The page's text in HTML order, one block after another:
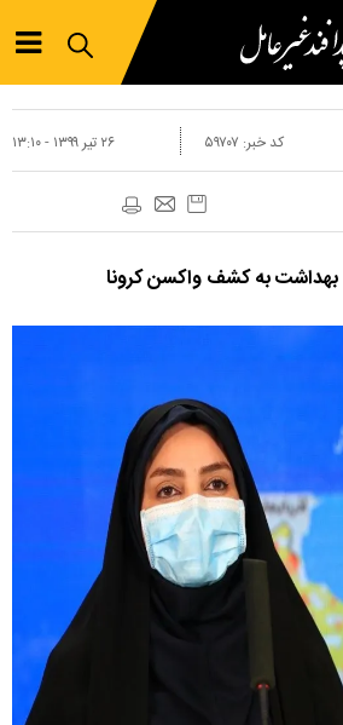
۲۶ تير ۱۳۹۹ - ۱۳:۱۰ کد خبر: ۵۹۷۰۷
به کشف واکسن کرونا